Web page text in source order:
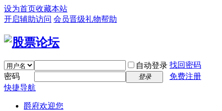
设为首页收藏本站
开启辅助访问 会员晋级礼物帮助
自动登录 找回密码
密码
登录
免费注册
快捷导航
爵府欢迎您